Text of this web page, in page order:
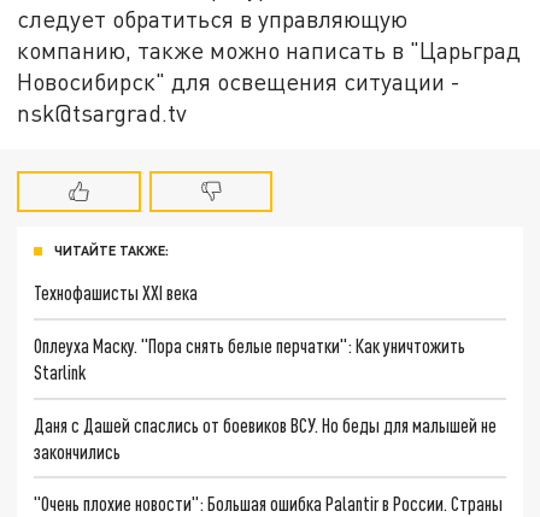
следует обратиться в управляющую
компанию, также можно написать в "Царьград
Новосибирск" для освещения ситуации -
nsk@tsargrad.tv
ЧИТАЙТЕ ТАКЖЕ:
Технофашисты XXI века
Оплеуха Маску. "Пора снять белые перчатки": Как уничтожить
Starlink
Даня с Дашей спаслись от боевиков ВСУ. Но беды для малышей не
закончились
"Очень плохие новости": Большая ошибка Palantir в России. Страны